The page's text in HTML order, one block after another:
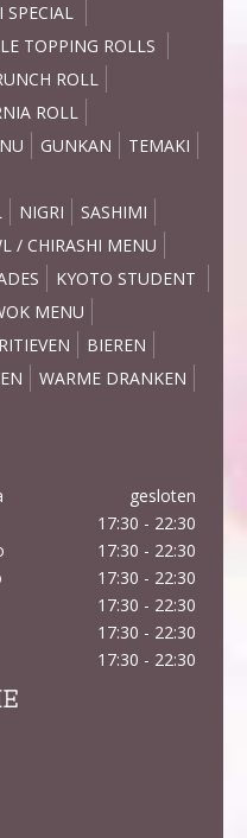
SPECIAL
TOPPING ROLLS
ROLL
ROLL
GUNKAN
TEMAKI
NIGRI
SASHIMI
/ CHIRASHI MENU
KYOTO STUDENT
MENU
BIEREN
WARME DRANKEN
gesloten
17:30 - 22:30
17:30 - 22:30
17:30 - 22:30
17:30 - 22:30
17:30 - 22:30
17:30 - 22:30